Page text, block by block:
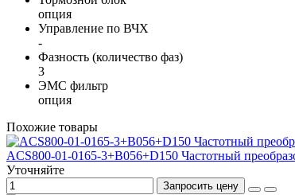
опция
Управление по ВЧХ
-
Фазность (количество фаз)
3
ЭМС фильтр
опция
Похожие товары
ACS800-01-0165-3+B056+D150 Частотный
Уточняйте
Запросить цену